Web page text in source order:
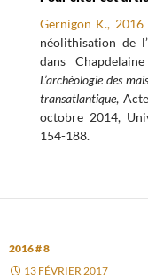
Gernigon K., 2016
néolithisation de
dans
L’archéologie des
transatlantique,
octobre 2014,
154-188.
2016 # 8
13 FÉVRIER 2017